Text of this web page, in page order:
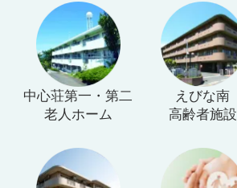
中心荘第一・第二
老人ホーム
えびな南
高齢者施設